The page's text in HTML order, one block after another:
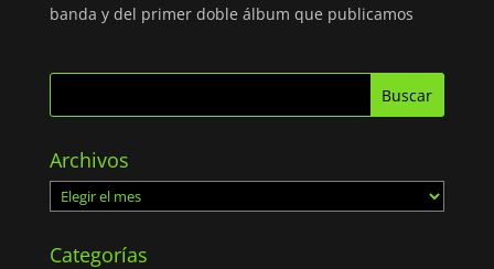
banda y del primer doble álbum que publicamos
Archivos
Archivos
Categorías